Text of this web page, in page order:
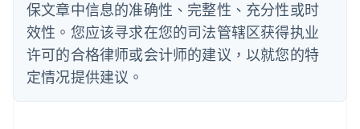
保文章中信息的准确性、完整性、充分性或时
效性。您应该寻求在您的司法管辖区获得执业
许可的合格律师或会计师的建议，以就您的特
定情况提供建议。
DeutschEnglish
法国
FrançaisEnglish
芬兰
EnglishSvenska